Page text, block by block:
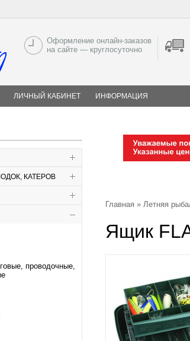
Оформление онлайн-заказов
на сайте — круглосуточно
ЛИЧНЫЙ КАБИНЕТ ИНФОРМАЦИЯ
КАТЕРОВ
проводочные,
Главная » Летняя
Ящик